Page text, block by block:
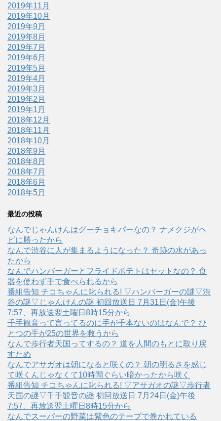
2019年11月
2019年10月
2019年9月
2019年8月
2019年7月
2019年6月
2019年5月
2019年4月
2019年3月
2019年2月
2019年1月
2018年12月
2018年11月
2018年10月
2018年9月
2018年8月
2018年7月
2018年6月
2018年5月
最近の投稿
なんでじゃんけんはグーチョキパーなの？ ナメクジがヘ
ビに勝ったから
なんで渋谷に人が集まるようになった？ 奇跡の水があっ
たから
なんでハンバーガーとフライドポテトはセットなの？ 食
器を使わず手で食べられるから
番組告知 チコちゃんに叱られる! ▽ハンバーガーの謎▽渋
谷の謎▽じゃんけんの謎 初回放送日 7月31日(金)午後
7:57、再放送翌土曜日8時15分から
千手観音って言ってるのに手が千本ないのはなんで？ ひ
とつの手が25の世界を救うから
なんで歩行者天国ってするの？ 道を人間のもとに取り戻
すため
なんでアサガオは朝になると咲くの？ 朝の明るさを感じ
て咲くんじゃなくて10時間ぐらい暗かったから咲く
番組告知 チコちゃんに叱られる! ▽アサガオの謎▽歩行者
天国の謎▽千手観音の謎 初回放送日 7月24日(金)午後
7:57、再放送翌土曜日8時15分から
なんでスーパーの野菜は紫色のテープで巻かれている